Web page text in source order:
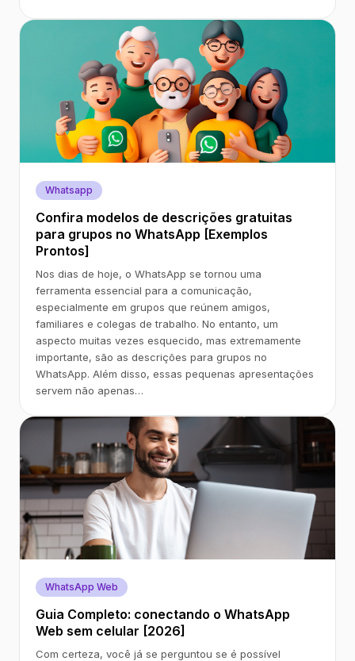
Whatsapp
Confira modelos de descrições gratuitas
para grupos no WhatsApp [Exemplos
Prontos]
Nos dias de hoje, o WhatsApp se tornou uma
ferramenta essencial para a comunicação,
especialmente em grupos que reúnem amigos,
familiares e colegas de trabalho. No entanto, um
aspecto muitas vezes esquecido, mas extremamente
importante, são as descrições para grupos no
WhatsApp. Além disso, essas pequenas apresentações
servem não apenas…
WhatsApp Web
Guia Completo: conectando o WhatsApp
Web sem celular [2026]
Com certeza, você já se perguntou se é possível